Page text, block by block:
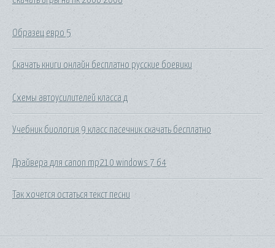
Образец евро 5
Скачать книги онлайн бесплатно русские боевики
Схемы автоусилителей класса д
Учебник биология 9 класс пасечник скачать бесплатно
Драйвера для canon mp210 windows 7 64
Так хочется остаться текст песни